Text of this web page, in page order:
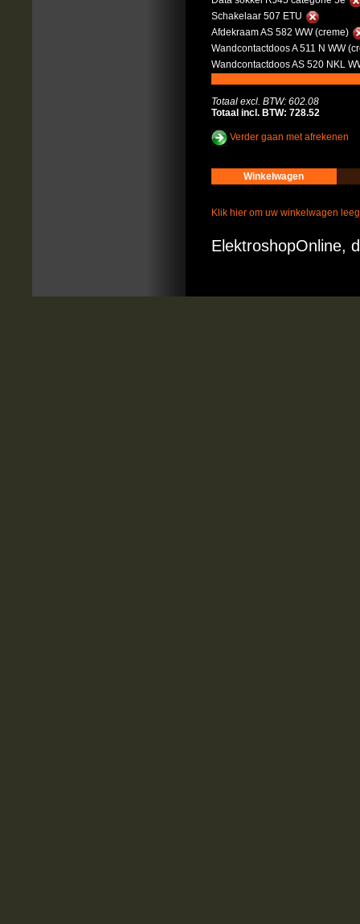
Schakelaar 507 ETU
Afdekraam AS 582 WW (creme)
Wandcontactdoos A 511 N WW
Wandcontactdoos AS 520 NKL
Totaal excl. BTW: 602.08
Totaal incl. BTW: 728.52
Verder gaan met afrekenen
Winkelwagen
Klik hier om uw winkelwagen
ElektroshopOnline,